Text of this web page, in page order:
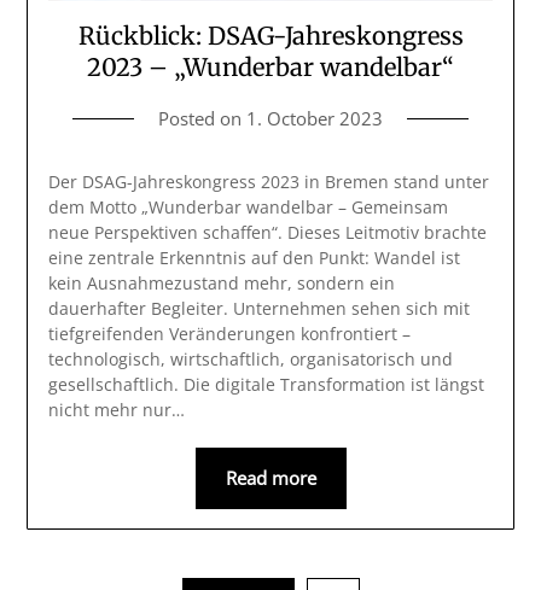
Rückblick: DSAG-Jahreskongress
2023 – „Wunderbar wandelbar“
Posted on 1. October 2023
Der DSAG-Jahreskongress 2023 in Bremen stand unter
dem Motto „Wunderbar wandelbar – Gemeinsam
neue Perspektiven schaffen“. Dieses Leitmotiv brachte
eine zentrale Erkenntnis auf den Punkt: Wandel ist
kein Ausnahmezustand mehr, sondern ein
dauerhafter Begleiter. Unternehmen sehen sich mit
tiefgreifenden Veränderungen konfrontiert –
technologisch, wirtschaftlich, organisatorisch und
gesellschaftlich. Die digitale Transformation ist längst
nicht mehr nur…
Read more